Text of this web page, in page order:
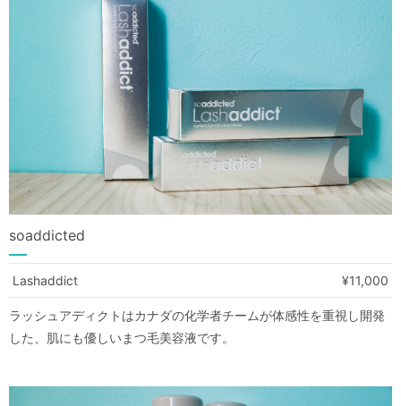
soaddicted
Lashaddict ¥11,000
ラッシュアディクトはカナダの化学者チームが体感性を重視し開発
した、肌にも優しいまつ毛美容液です。